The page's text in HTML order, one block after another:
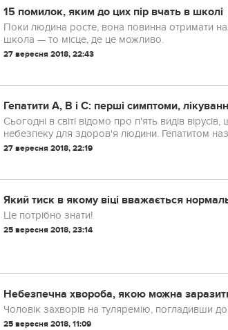
15 помилок, яким до цих пір вчать в школі
Поки людина росте, вона повинна отримати
школа — то місце, де це можливо.
27 вересня 2018, 22:43
Гепатити А, В і С: перші симптоми,
Сьогодні в світі відомо про п'ять видів
небезпеку для здоров'я людини. Гепатитом
захворювання печінки. Гепатити B і С є
27 вересня 2018, 22:19
Який тиск в якому віці вважається
Це потрібно знати!
25 вересня 2018, 23:14
Небезпечна хвороба, якою можна
Чоловік захворів на туляремію, погладивши
25 вересня 2018, 11:09